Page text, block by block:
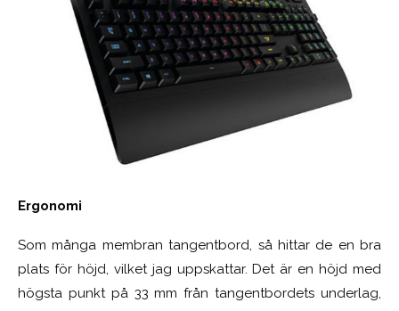
Ergonomi
Som många membran tangentbord, så hittar de en bra
plats för höjd, vilket jag uppskattar. Det är en höjd med
högsta punkt på 33 mm från tangentbordets underlag,